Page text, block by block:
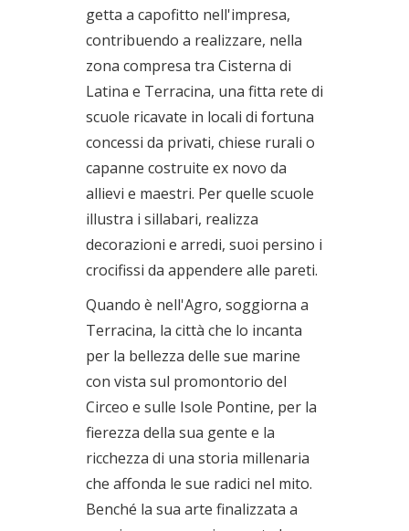
getta a capofitto nell'impresa,
contribuendo a realizzare, nella
zona compresa tra Cisterna di
Latina e Terracina, una fitta rete di
scuole ricavate in locali di fortuna
concessi da privati, chiese rurali o
capanne costruite ex novo da
allievi e maestri. Per quelle scuole
illustra i sillabari, realizza
decorazioni e arredi, suoi persino i
crocifissi da appendere alle pareti.
Quando è nell'Agro, soggiorna a
Terracina, la città che lo incanta
per la bellezza delle sue marine
con vista sul promontorio del
Circeo e sulle Isole Pontine, per la
fierezza della sua gente e la
ricchezza di una storia millenaria
che affonda le sue radici nel mito.
Benché la sua arte finalizzata a